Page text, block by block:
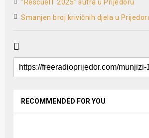
“RescueIT 2025” sutra u Prijedoru
Smanjen broj krivičnih djela u
RECOMMENDED FOR YOU